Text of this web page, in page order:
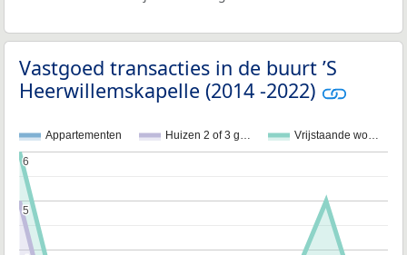
Vastgoed transacties in de buurt ’S
Heerwillemskapelle (2014 -2022)
Appartementen Huizen 2 of 3 g… Vrijstaande wo…
5
5
6
6